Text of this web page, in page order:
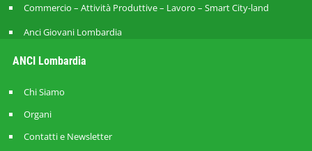
Commercio – Attività Produttive – Lavoro – Smart City-land
Anci Giovani Lombardia
ANCI Lombardia
Chi Siamo
Organi
Contatti e Newsletter